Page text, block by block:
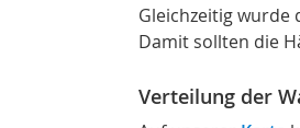
Gleichzeitig wurde
Damit sollten die
Verteilung der